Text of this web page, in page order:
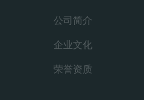
公司简介
企业文化
荣誉资质